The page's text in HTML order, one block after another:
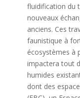
fluidification du
nouveaux
anciens. Ces
faunistique à
écosystèmes à
impactera tout
humides
dont des